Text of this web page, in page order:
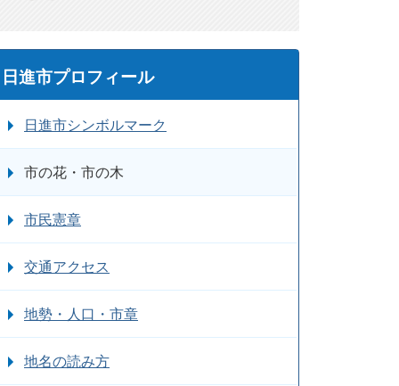
日進市プロフィール
日進市シンボルマーク
市の花・市の木
市民憲章
交通アクセス
地勢・人口・市章
地名の読み方